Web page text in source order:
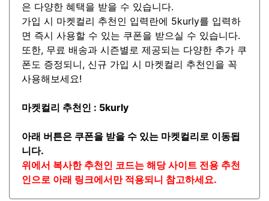
은 다양한 혜택을 받을 수 있습니다.
가입 시 마켓컬리 추천인 입력란에 5kurly를 입력하
면 즉시 사용할 수 있는 쿠폰을 받으실 수 있습니다.
또한, 무료 배송과 시즌별로 제공되는 다양한 추가 쿠
폰도 증정되니, 신규 가입 시 마켓컬리 추천인을 꼭
사용해보세요!
마켓컬리 추천인 : 5kurly
아래 버튼은 쿠폰을 받을 수 있는 마켓컬리로 이동됩
니다.
위에서 복사한 추천인 코드는 해당 사이트 전용 추천
인으로 아래 링크에서만 적용되니 참고하세요.